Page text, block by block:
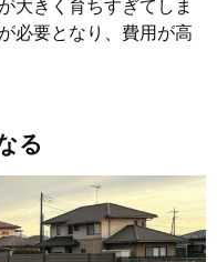
大きく育ちすぎてしま
必要となり、費用が高
る